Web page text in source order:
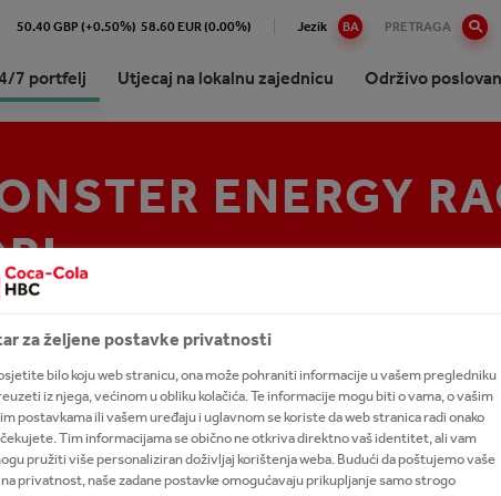
50.40 GBP (+0.50%) 58.60 EUR (0.00%) Jezik BA PRETRAGA
7 portfelj Utjecaj na lokalnu zajednicu Održivo
o Coca-Coli HBC B-H
strategija i svrha
kompanije
Cola Company
vrijednosti za sve aktere
naš 24/7 portfelj
bezalkoholni napici
napici za odrasle
čajevi
napitci
pića
Robne marke A-Z
Naše obaveze
Aktuelne nagradne igre i
Naš socio-ekonomski utjecaj u BiH
Mission Refresh
International leadership trainee
program
ENERGY
nagradne igre i dobitnici
za željene postavke privatnosti
bilo koju web stranicu, ona može pohraniti informacije u vašem pregledniku
iz njega, većinom u obliku kolačića. Te informacije mogu biti o vama, o vašim
postavkama ili vašem uređaju i uglavnom se koriste da web stranica radi onako
Tim informacijama se obično ne otkriva direktno vaš identitet, ali vam
pružiti više personaliziran doživljaj korištenja weba. Budući da poštujemo vaše
privatnost, naše zadane postavke omogućavaju prikupljanje samo strogo